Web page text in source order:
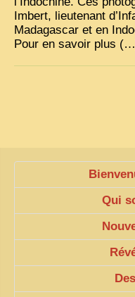
Imbert, lieutenant
Madagascar et en
Pour en savoir plus
Qui